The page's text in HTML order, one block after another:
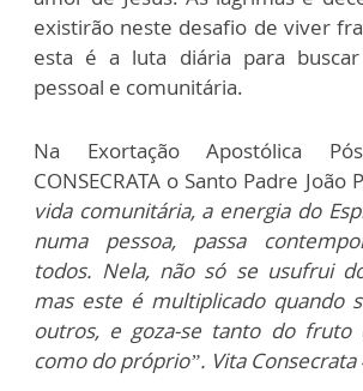
existirão neste desafio de viver
esta é a luta diária para buscar
pessoal e comunitária.
Na Exortação Apostólica
CONSECRATA o Santo Padre João
vida comunitária, a energia do
numa pessoa, passa
todos. Nela, não só se usufrui
mas este é multiplicado quando
outros, e goza-se tanto do fruto
como do próprio”. Vita Consecrata